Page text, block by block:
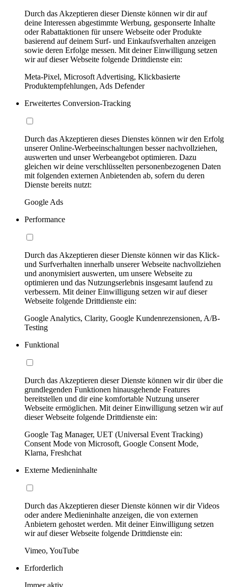
Durch das Akzeptieren dieser Dienste können wir dir auf
deine Interessen abgestimmte Werbung, gesponserte Inhalte
oder Rabattaktionen für unsere Webseite oder Produkte
basierend auf deinem Surf- und Einkaufsverhalten anzeigen
sowie deren Erfolge messen. Mit deiner Einwilligung setzen
wir auf dieser Webseite folgende Drittdienste ein:
Meta-Pixel, Microsoft Advertising, Klickbasierte
Produktempfehlungen, Ads Defender
Erweitertes Conversion-Tracking
Durch das Akzeptieren dieses Dienstes können wir den Erfolg
unserer Online-Werbeeinschaltungen besser nachvollziehen,
auswerten und unser Werbeangebot optimieren. Dazu
gleichen wir deine verschlüsselten personenbezogenen Daten
mit folgenden externen Anbietenden ab, sofern du deren
Dienste bereits nutzt:
Google Ads
Performance
Durch das Akzeptieren dieser Dienste können wir das Klick-
und Surfverhalten innerhalb unserer Webseite nachvollziehen
und anonymisiert auswerten, um unsere Webseite zu
optimieren und das Nutzungserlebnis insgesamt laufend zu
verbessern. Mit deiner Einwilligung setzen wir auf dieser
Webseite folgende Drittdienste ein:
Google Analytics, Clarity, Google Kundenrezensionen, A/B-
Testing
Funktional
Durch das Akzeptieren dieser Dienste können wir dir über die
grundlegenden Funktionen hinausgehende Features
bereitstellen und dir eine komfortable Nutzung unserer
Webseite ermöglichen. Mit deiner Einwilligung setzen wir auf
dieser Webseite folgende Drittdienste ein:
Google Tag Manager, UET (Universal Event Tracking)
Consent Mode von Microsoft, Google Consent Mode,
Klarna, Freshchat
Externe Medieninhalte
Durch das Akzeptieren dieser Dienste können wir dir Videos
oder andere Medieninhalte anzeigen, die von externen
Anbietern gehostet werden. Mit deiner Einwilligung setzen
wir auf dieser Webseite folgende Drittdienste ein:
Vimeo, YouTube
Erforderlich
Immer aktiv